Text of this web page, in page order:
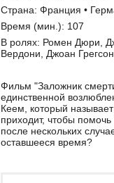
Страна: Франция •
Время (мин.): 107
В ролях: Ромен Дюри,
Вердони, Джоан
Фильм "Заложник
единственной
Кеем, который
приходит, чтобы
после нескольких
оставшееся время?